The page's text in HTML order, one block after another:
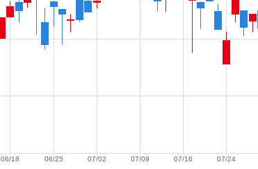
07/24
07/16
07/09
07/02
06/25
06/18